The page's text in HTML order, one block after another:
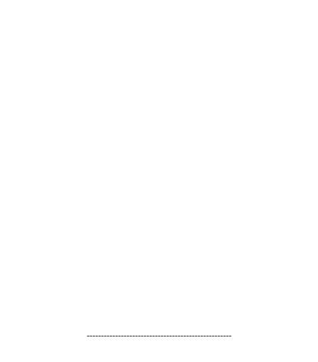
---------------------------------------------------